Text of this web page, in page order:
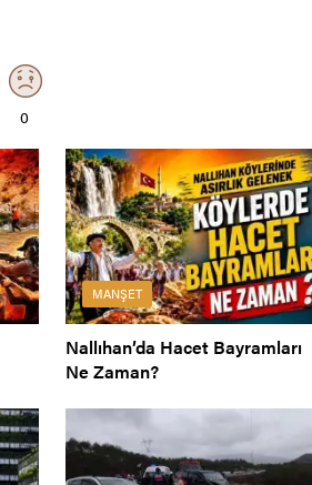
0
MANŞET
Nallıhan’da Hacet Bayramları
Ne Zaman?